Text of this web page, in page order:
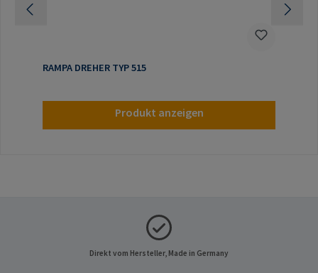
RAMPA DREHER TYP 515
Produkt anzeigen
Direkt vom Hersteller, Made in Germany